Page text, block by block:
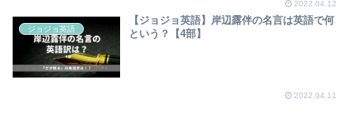
2022.04.12
ジョジョ英語
【ジョジョ英語】岸辺露伴の名言は英語で何
という？【4部】
2022.04.11